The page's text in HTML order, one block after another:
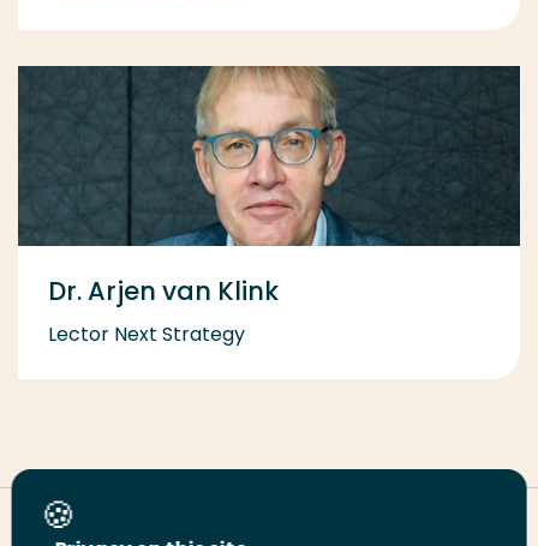
Dr. Arjen van Klink
Lector Next Strategy
Deel deze pagina